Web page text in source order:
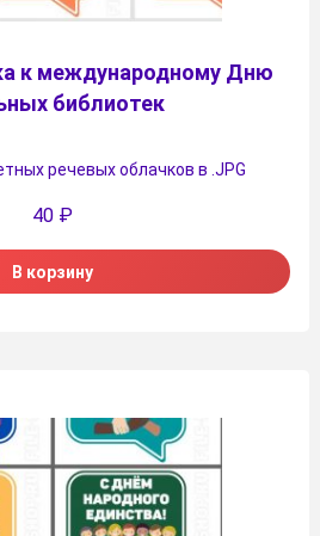
к международному Дню
библиотек
речевых облачков в .JPG
40 ₽
В корзину